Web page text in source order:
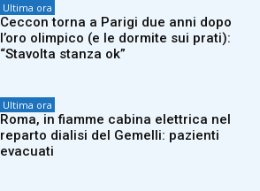
Ultima ora
Ceccon torna a Parigi due anni dopo
l’oro olimpico (e le dormite sui prati):
“Stavolta stanza ok”
Ultima ora
Roma, in fiamme cabina elettrica nel
reparto dialisi del Gemelli: pazienti
evacuati